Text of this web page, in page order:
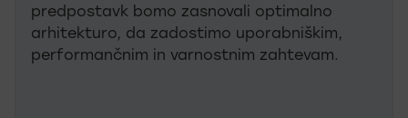
predpostavk bomo zasnovali optimalno
arhitekturo, da zadostimo uporabniškim,
performančnim in varnostnim zahtevam.